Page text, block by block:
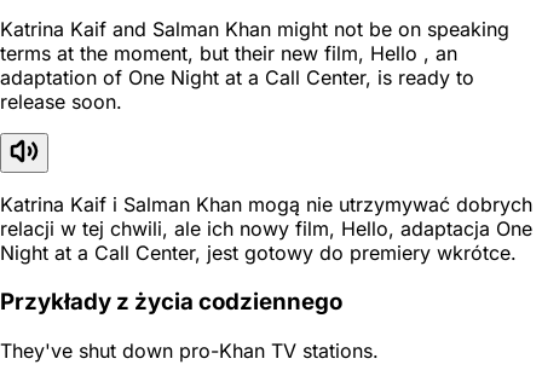
Katrina Kaif and Salman Khan might not be on speaking
terms at the moment, but their new film, Hello , an
adaptation of One Night at a Call Center, is ready to
release soon.
Katrina Kaif i Salman Khan mogą nie utrzymywać dobrych
relacji w tej chwili, ale ich nowy film, Hello, adaptacja One
Night at a Call Center, jest gotowy do premiery wkrótce.
Przykłady z życia codziennego
They've shut down pro-Khan TV stations.